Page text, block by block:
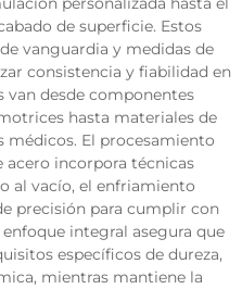
de superficie. Estos
vanguardia y medidas de
consistencia y fiabilidad en
van desde componentes
hasta materiales de
El procesamiento
acero incorpora técnicas
al vacío, el enfriamiento
precisión para cumplir con
integral asegura que
específicos de dureza,
mientras mantiene la